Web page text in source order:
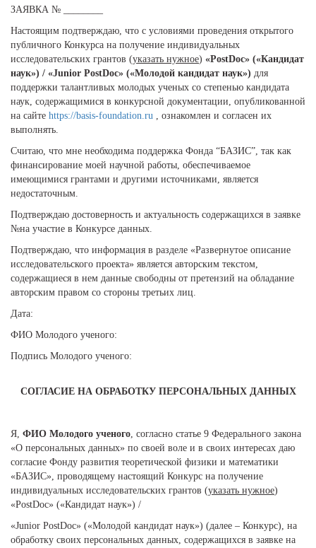
ЗАЯВКА № ________
Настоящим подтверждаю, что с условиями проведения открытого
публичного Конкурса на получение индивидуальных
исследовательских грантов (указать нужное) «PostDoc» («Кандидат
наук») / «Junior PostDoc» («Молодой кандидат наук») для
поддержки талантливых молодых ученых со степенью кандидата
наук, содержащимися в конкурсной документации, опубликованной
на сайте https://basis-foundation.ru , ознакомлен и согласен их
выполнять.
Считаю, что мне необходима поддержка Фонда “БАЗИС”, так как
финансирование моей научной работы, обеспечиваемое
имеющимися грантами и другими источниками, является
недостаточным.
Подтверждаю достоверность и актуальность содержащихся в заявке
№на участие в Конкурсе данных.
Подтверждаю, что информация в разделе «Развернутое описание
исследовательского проекта» является авторским текстом,
содержащиеся в нем данные свободны от претензий на обладание
авторским правом со стороны третьих лиц.
Дата:
ФИО Молодого ученого:
Подпись Молодого ученого:
СОГЛАСИЕ НА ОБРАБОТКУ ПЕРСОНАЛЬНЫХ ДАННЫХ
Я, ФИО Молодого ученого, согласно статье 9 Федерального закона
«О персональных данных» по своей воле и в своих интересах даю
согласие Фонду развития теоретической физики и математики
«БАЗИС», проводящему настоящий Конкурс на получение
индивидуальных исследовательских грантов (указать нужное)
«PostDoc» («Кандидат наук») /
«Junior PostDoc» («Молодой кандидат наук») (далее – Конкурс), на
обработку своих персональных данных, содержащихся в заявке на